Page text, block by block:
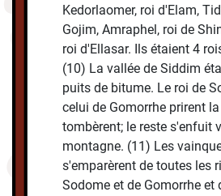
Kedorlaomer, roi d'Elam,
Gojim, Amraphel, roi de
roi d'Ellasar. Ils étaient 4
(10) La vallée de Siddim
puits de bitume. Le roi de
celui de Gomorrhe prirent
tombèrent; le reste s'enfuit
montagne. (11) Les
s'emparèrent de toutes les
Sodome et de Gomorrhe et